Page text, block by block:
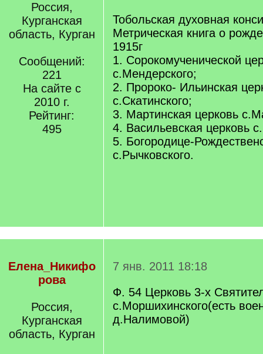
Россия,
Курганская
область, Курган
Сообщений:
221
На сайте с
2010 г.
Рейтинг:
495
Тобольская духовная
Метрическая книга о
1915г
1. Сорокомученической
с.Мендерского;
2. Пророко- Ильинская
с.Скатинского;
3. Мартинская церковь
4. Васильевская церковь
5. Богородице-
с.Рычковского.
Елена_Никифо
рова
Россия,
Курганская
область, Курган
7 янв. 2011 18:18
Ф. 54 Церковь 3-х
с.Моршихинского(есть
д.Налимовой)